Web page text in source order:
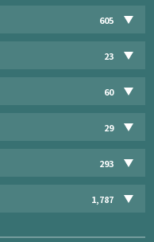
605
23
60
29
293
1,787